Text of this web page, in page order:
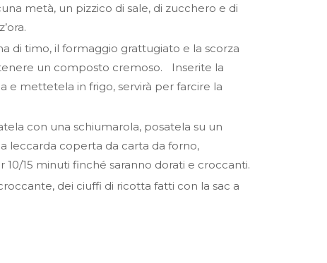
metà, un pizzico di sale, di zucchero e di
di timo, il formaggio grattugiato e la scorza
un composto cremoso. Inserite la
e mettetela in frigo, servirà per farcire la
con una schiumarola, posatela su un
leccarda coperta da carta da forno,
15 minuti finché saranno dorati e croccanti.
dei ciuffi di ricotta fatti con la sac a